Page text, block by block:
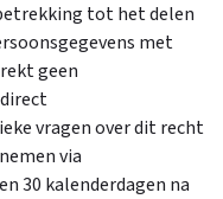
tot het delen
met
geen
vragen over dit recht
via
30 kalenderdagen na